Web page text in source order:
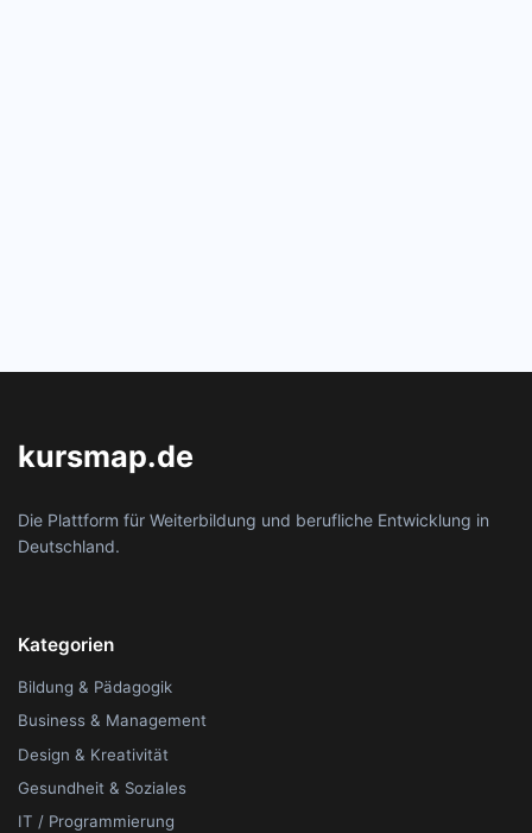
kursmap.de
Die Plattform für Weiterbildung und berufliche Entwicklung in
Deutschland.
Kategorien
Bildung & Pädagogik
Business & Management
Design & Kreativität
Gesundheit & Soziales
IT / Programmierung